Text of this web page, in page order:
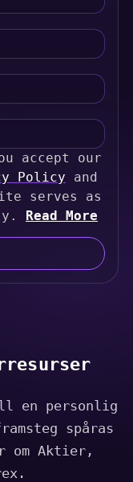
accept our
Policy and
serves as
Read More
en personlig
spåras
om Aktier,